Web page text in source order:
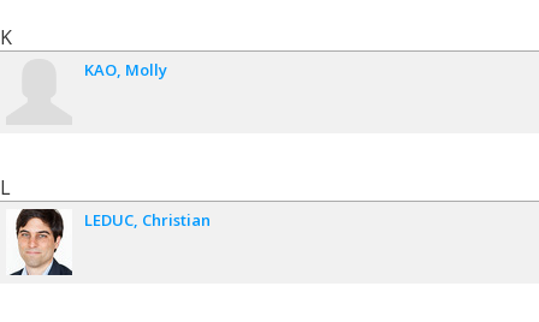
K
KAO Molly
L
LEDUC Christian